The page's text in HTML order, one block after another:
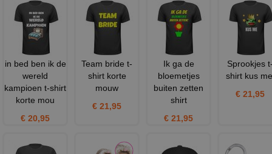
in bed ben ik de
wereld
kampioen t-shirt
korte mou
€ 20,95
Team bride t-
shirt korte
mouw
€ 21,95
Ik ga de
bloemetjes
buiten zetten
shirt
€ 21,95
Sprookjes
shirt kus
€ 21,95